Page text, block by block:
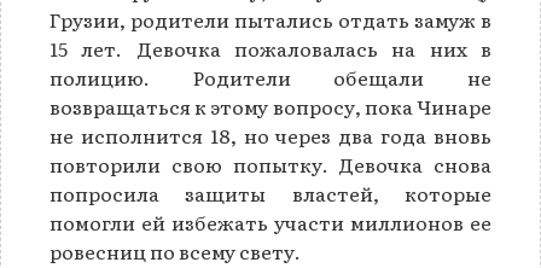
Грузии, родители пытались отдать замуж в
15 лет. Девочка пожаловалась на них в
полицию. Родители обещали не
возвращаться к этому вопросу, пока Чинаре
не исполнится 18, но через два года вновь
повторили свою попытку. Девочка снова
попросила защиты властей, которые
помогли ей избежать участи миллионов ее
ровесниц по всему свету.